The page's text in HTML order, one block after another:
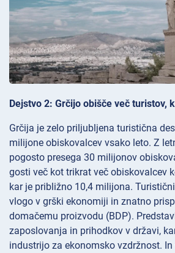
Dejstvo 2: Grčijo obišče več turistov,
Grčija je zelo priljubljena turistična
milijone obiskovalcev vsako leto. Z
pogosto presega 30 milijonov
gosti več kot trikrat več obiskovalcev
kar je približno 10,4 milijona.
vlogo v grški ekonomiji in znatno
domačemu proizvodu (BDP).
zaposlovanja in prihodkov v državi,
industrijo za ekonomsko vzdržnost.